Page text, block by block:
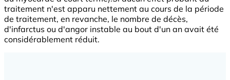
traitement n'est apparu nettement au cours de la période
de traitement, en revanche, le nombre de décès,
d'infarctus ou d'angor instable au bout d'un an avait été
considérablement réduit.